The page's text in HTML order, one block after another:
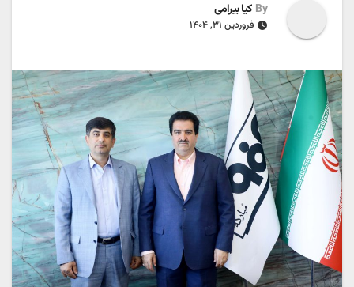
By کیا بیرامی
فروردین ۳۱, ۱۴۰۴